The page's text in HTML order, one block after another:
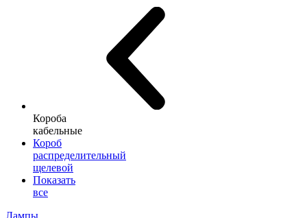
Короба
кабельные
Короб
распределительный
щелевой
Показать
все